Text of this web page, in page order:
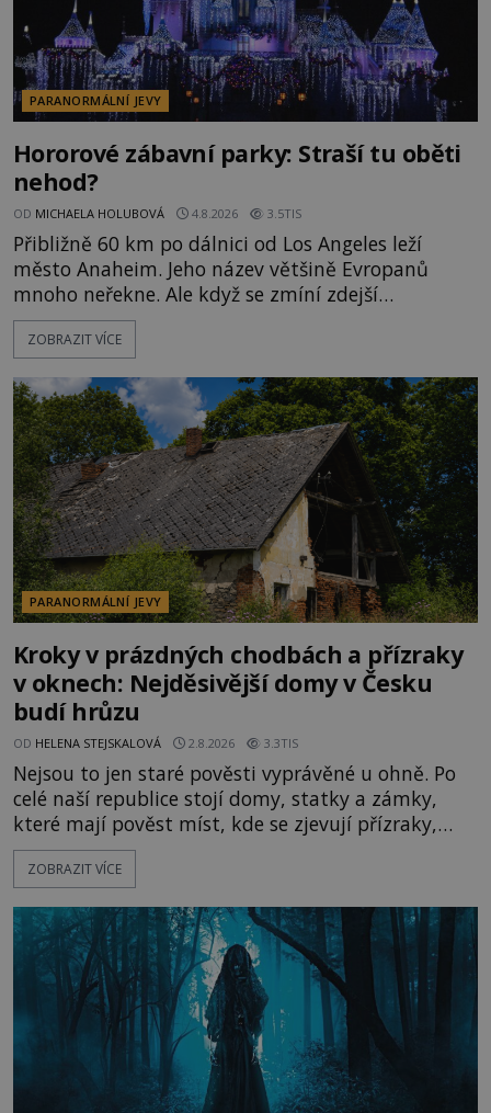
PARANORMÁLNÍ JEVY
Hororové zábavní parky: Straší tu oběti
nehod?
OD MICHAELA HOLUBOVÁ 4.8.2026 3.5TIS
Přibližně 60 km po dálnici od Los Angeles leží
město Anaheim. Jeho název většině Evropanů
mnoho neřekne. Ale když se zmíní zdejší
Disneyland, je hned jasno. Zábavní park vyroste na
poklidném místě bývalého sadu pomerančovníků.
kolem 17 000 000 zábavychtivých lidí ročně. A ač je
velká snaha to utajit, někteří z
ZOBRAZIT VÍCE
PARANORMÁLNÍ JEVY
Kroky v prázdných chodbách a přízraky
v oknech: Nejděsivější domy v Česku
budí hrůzu
OD HELENA STEJSKALOVÁ 2.8.2026 3.3TIS
Nejsou to jen staré pověsti vyprávěné u ohně. Po
celé naší republice stojí domy, statky a zámky,
které mají pověst míst, kde se zjevují přízraky,
ozývají nevysvětlitelné zvuky nebo se dějí podivné
jevy. Zatímco historici většinou hledají racionální
lokality vykazují nápadně podobná svědectví po
celé generace. A právě tato opakující se svědectví
ZOBRAZIT VÍCE